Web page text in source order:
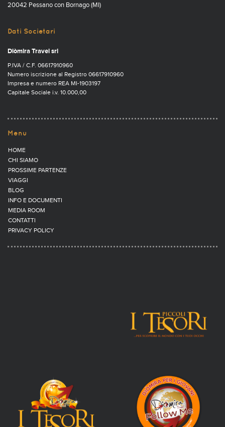
20042 Pessano con Bornago (MI)
Dati Societari
Diòmira Travel srl
P.IVA / C.F. 06617910960
Numero iscrizione al Registro 06617910960
Impresa e numero REA MI-1903197
Capitale Sociale i.v. 10.000,00
Menu
HOME
CHI SIAMO
PROSSIME PARTENZE
VIAGGI
BLOG
INFO E DOCUMENTI
MEDIA ROOM
CONTATTI
PRIVACY POLICY